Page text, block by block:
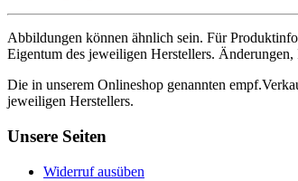
Abbildungen können ähnlich sein. Für
Eigentum des jeweiligen Herstellers.
Die in unserem Onlineshop genannten
jeweiligen Herstellers.
Unsere Seiten
Widerruf ausüben